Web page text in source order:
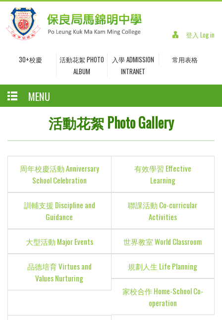
登入 Log in
30+校慶
活動花絮 PHOTO
ALBUM
入學 ADMISSION
常用表格
INTRANET
MENU
活動花絮 Photo Gallery
周年校慶活動 Anniversary
School Celebration
有效學習 Effective
Learning
訓輔支援 Discipline and
Guidance
聯課活動 Co-curricular
Activities
大型活動 Major Events 世界教室 World Classroom
品德培育 Virtues and
Values Nurturing
規劃人生 Life Planning
家校合作 Home-School Co-
operation